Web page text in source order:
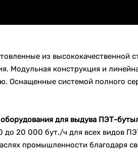
из высококачественной
Модульная конструкция и
Оснащенные системой полного
для выдува ПЭТ-
до 20 000 бут./ч для всех видов
промышленности благодаря